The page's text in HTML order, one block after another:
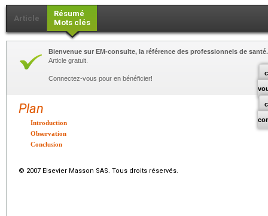
Article
Résumé
Mots clés
Bienvenue sur EM-consulte, la référence des professionnels de santé.
Article gratuit.
Connectez-vous pour en bénéficier!
Plan
Introduction
Observation
Conclusion
© 2007 Elsevier Masson SAS. Tous droits réservés.